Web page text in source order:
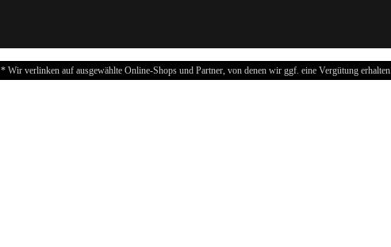
* Wir verlinken auf ausgewählte Online-Shops und Partner, von denen wir ggf. eine Vergütung erhalten.